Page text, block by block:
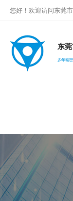
您好！欢迎访问东莞
东
多年精